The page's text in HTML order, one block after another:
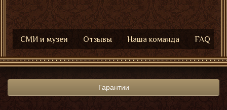
СМИ и музеи Отзывы Наша команда FAQ
Гарантии